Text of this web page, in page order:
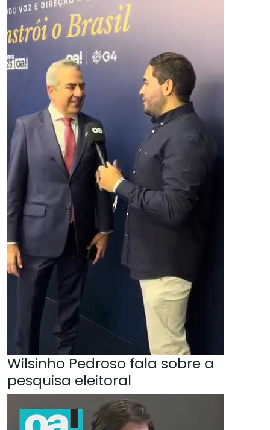
Wilsinho Pedroso fala sobre a
pesquisa eleitoral